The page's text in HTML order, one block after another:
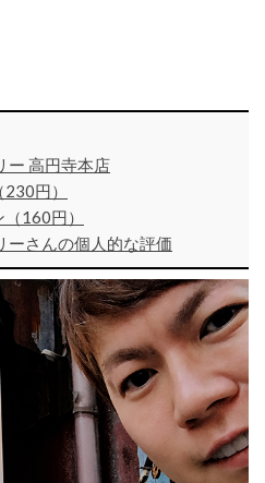
ー 高円寺本店
円）
160円）
ーさんの個人的な評価